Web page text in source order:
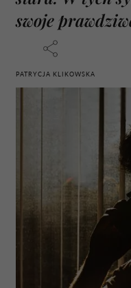
swoje
PATRYCJA KLIKOWSKA